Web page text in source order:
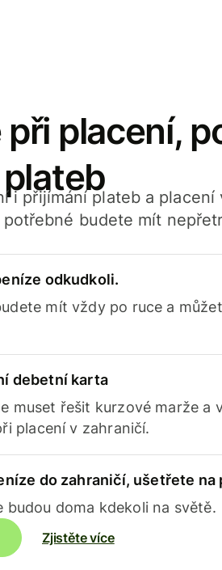
placení,
i přijímání plateb a
budete mít
odkudkoli.
mít vždy po ruce a
debetní karta
muset řešit kurzové marže a
placení v zahraničí.
do zahraničí, ušetřete na
budou doma kdekoli na světě.
Zjistěte více